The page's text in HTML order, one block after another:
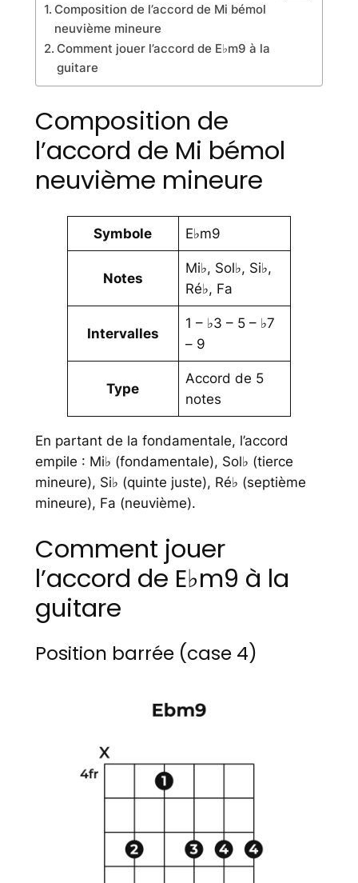
Composition de l’accord de Mi bémol
neuvième mineure
Comment jouer l’accord de E♭m9 à la
guitare
Composition de
l’accord de Mi bémol
neuvième mineure
Symbole E♭m9
Notes
Mi♭, Sol♭, Si♭,
Ré♭, Fa
Intervalles
1 – ♭3 – 5 – ♭7
– 9
Type
Accord de 5
notes
En partant de la fondamentale, l’accord
empile : Mi♭ (fondamentale), Sol♭ (tierce
mineure), Si♭ (quinte juste), Ré♭ (septième
mineure), Fa (neuvième).
Comment jouer
l’accord de E♭m9 à la
guitare
Position barrée (case 4)